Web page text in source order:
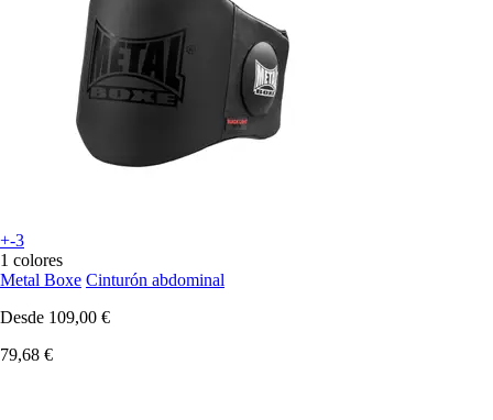
+-3
1 colores
Metal Boxe Cinturón abdominal
Desde 109,00 €
79,68 €